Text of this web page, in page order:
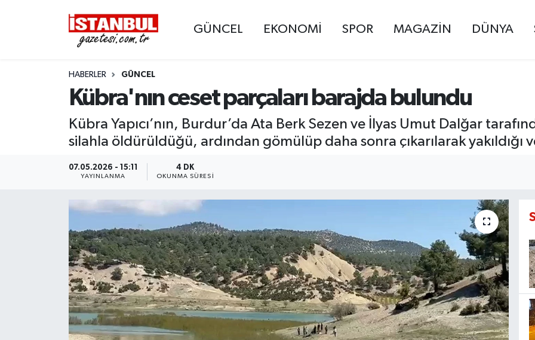
GÜNCEL EKONOMİ SPOR MAGAZİN DÜNYA
HABERLER GÜNCEL
Kübra'nın ceset parçaları barajda bulundu
Kübra Yapıcı’nın, Burdur’da Ata Berk Sezen ve İlyas Umut Dalğar
silahla öldürüldüğü, ardından gömülüp daha sonra çıkarılarak yakıldığı
07.05.2026 - 15:11
YAYINLANMA
4 DK
OKUNMA SÜRESI
EKONOMİ
İSTANBUL
KÜLTÜR SANAT
SAĞLIK
BİLİM VE TEKNOLOJİ
OTOMOBİL
Nöbetçi Eczaneler
Hava Durumu
Trafik Durumu
Süper Lig Puan Durumu ve Fikstür
Tüm Manşetler
Son Dakika Haberleri
Haber Arşivi